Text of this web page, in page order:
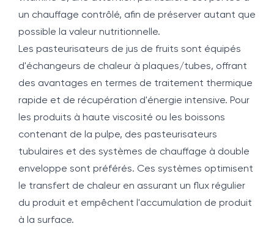
un chauffage contrôlé, afin de préserver autant que
possible la valeur nutritionnelle.
Les pasteurisateurs de jus de fruits sont équipés
d'échangeurs de chaleur à plaques/tubes, offrant
des avantages en termes de traitement thermique
rapide et de récupération d'énergie intensive. Pour
les produits à haute viscosité ou les boissons
contenant de la pulpe, des pasteurisateurs
tubulaires et des systèmes de chauffage à double
enveloppe sont préférés. Ces systèmes optimisent
le transfert de chaleur en assurant un flux régulier
du produit et empêchent l'accumulation de produit
à la surface.